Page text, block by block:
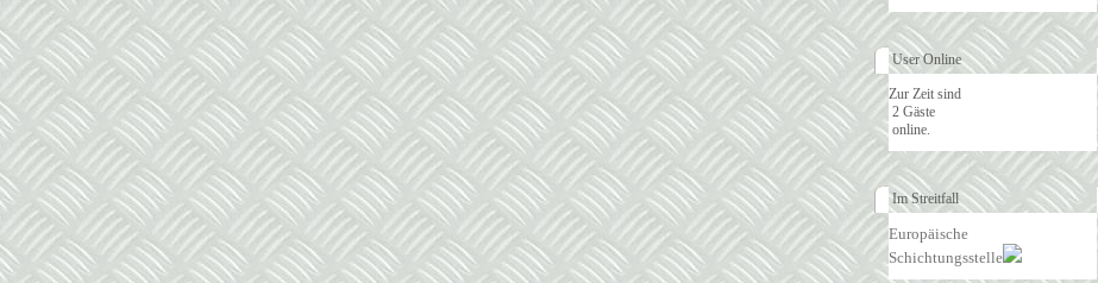
User Online
Zur Zeit sind
2 Gäste
online.
Im Streitfall
Europäische
Schichtungsstelle